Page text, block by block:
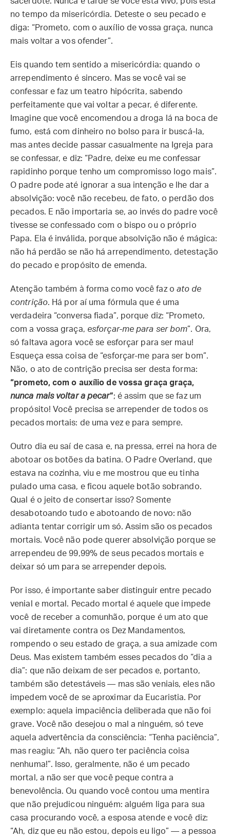
no tempo da misericórdia. Deteste o seu pecado e
diga: “Prometo, com o auxílio de vossa graça, nunca
mais voltar a vos ofender”.
Eis quando tem sentido a misericórdia: quando o
arrependimento é sincero. Mas se você vai se
confessar e faz um teatro hipócrita, sabendo
perfeitamente que vai voltar a pecar, é diferente.
Imagine que você encomendou a droga lá na boca de
fumo, está com dinheiro no bolso para ir buscá-la,
mas antes decide passar casualmente na Igreja para
se confessar, e diz: “Padre, deixe eu me confessar
rapidinho porque tenho um compromisso logo mais”.
O padre pode até ignorar a sua intenção e lhe dar a
absolvição: você não recebeu, de fato, o perdão dos
pecados. E não importaria se, ao invés do padre você
tivesse se confessado com o bispo ou o próprio
Papa. Ela é inválida, porque absolvição não é mágica:
não há perdão se não há arrependimento, detestação
do pecado e propósito de emenda.
Atenção também à forma como você faz o ato de
contrição. Há por aí uma fórmula que é uma
verdadeira “conversa fiada”, porque diz: “Prometo,
com a vossa graça, esforçar-me para ser bom”. Ora,
só faltava agora você se esforçar para ser mau!
Esqueça essa coisa de “esforçar-me para ser bom”.
Não, o ato de contrição precisa ser desta forma:
“prometo, com o auxílio de vossa graça graça,
nunca mais voltar a pecar”; é assim que se faz um
propósito! Você precisa se arrepender de todos os
pecados mortais: de uma vez e para sempre.
Outro dia eu saí de casa e, na pressa, errei na hora de
abotoar os botões da batina. O Padre Overland, que
estava na cozinha, viu e me mostrou que eu tinha
pulado uma casa, e ficou aquele botão sobrando.
Qual é o jeito de consertar isso? Somente
desabotoando tudo e abotoando de novo: não
adianta tentar corrigir um só. Assim são os pecados
mortais. Você não pode querer absolvição porque se
arrependeu de 99,99% de seus pecados mortais e
deixar só um para se arrepender depois.
Por isso, é importante saber distinguir entre pecado
venial e mortal. Pecado mortal é aquele que impede
você de receber a comunhão, porque é um ato que
vai diretamente contra os Dez Mandamentos,
rompendo o seu estado de graça, a sua amizade com
Deus. Mas existem também esses pecados do “dia a
dia”: que não deixam de ser pecados e, portanto,
também são detestáveis — mas são veniais, eles não
impedem você de se aproximar da Eucaristia. Por
exemplo: aquela impaciência deliberada que não foi
grave. Você não desejou o mal a ninguém, só teve
aquela advertência da consciência: “Tenha paciência”,
mas reagiu: “Ah, não quero ter paciência coisa
nenhuma!”. Isso, geralmente, não é um pecado
mortal, a não ser que você peque contra a
benevolência. Ou quando você contou uma mentira
que não prejudicou ninguém: alguém liga para sua
casa procurando você, a esposa atende e você diz:
“Ah, diz que eu não estou, depois eu ligo” — a pessoa